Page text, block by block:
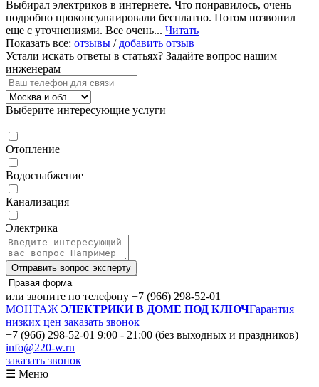
Выбирал электриков в интернете. Что понравилось, очень
подробно проконсультировали бесплатно. Потом позвонил
еще с уточнениями. Все очень... Читать
Показать все: отзывы / добавить отзыв
Устали искать ответы в статьях? Задайте вопрос нашим
инженерам
Выберите интересующие услуги
Отопление
Водоснабжение
Канализация
Электрика
Отправить вопрос эксперту
или звоните по телефону +7 (966) 298-52-01
МОНТАЖ ЭЛЕКТРИКИ В ДОМЕ ПОД КЛЮЧГарантия
низких цен заказать звонок
+7 (966) 298-52-01 9:00 - 21:00 (без выходных и праздников)
info@220-w.ru
заказать звонок
☰ Меню